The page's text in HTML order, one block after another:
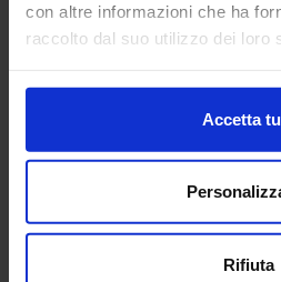
con altre informazioni che ha
raccolto dal suo utilizzo dei loro
Accetta
Rifiuta
Lavello 35
Categorie Blocchi CAD
Arredi interni